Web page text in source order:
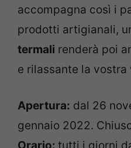
accompagna così i
prodotti artigianali,
termali renderà poi
e rilassante la vostra
Apertura: dal 26
gennaio 2022.